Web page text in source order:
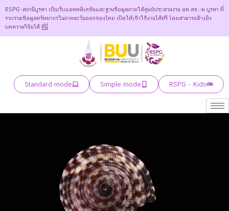
RSPG-สถานีบูรพา เป็นเว็บแอพพลิเคชันและฐานข้อมูลภายใต้ศูนย์ประสานงาน อพ.สธ.-ม.บูรพา ที่
รวบรวมข้อมูลทรัพยากรในภาคตะวันออกของไทย เปิดให้เข้าใช้งานได้ฟรี โดยสามารถอ้างอิง
บทความวิจัยได้ ที่นี่
Standard mode Simple mode RSPG - Kids